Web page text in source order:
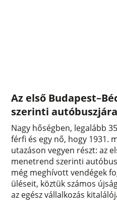
Az első
szerinti
Nagy hőségben, legalább
férfi és egy nő, hogy 1931.
utazáson vegyen részt: az
menetrend szerinti
még meghívott vendégek
üléseit, köztük számos
az egész vállalkozás